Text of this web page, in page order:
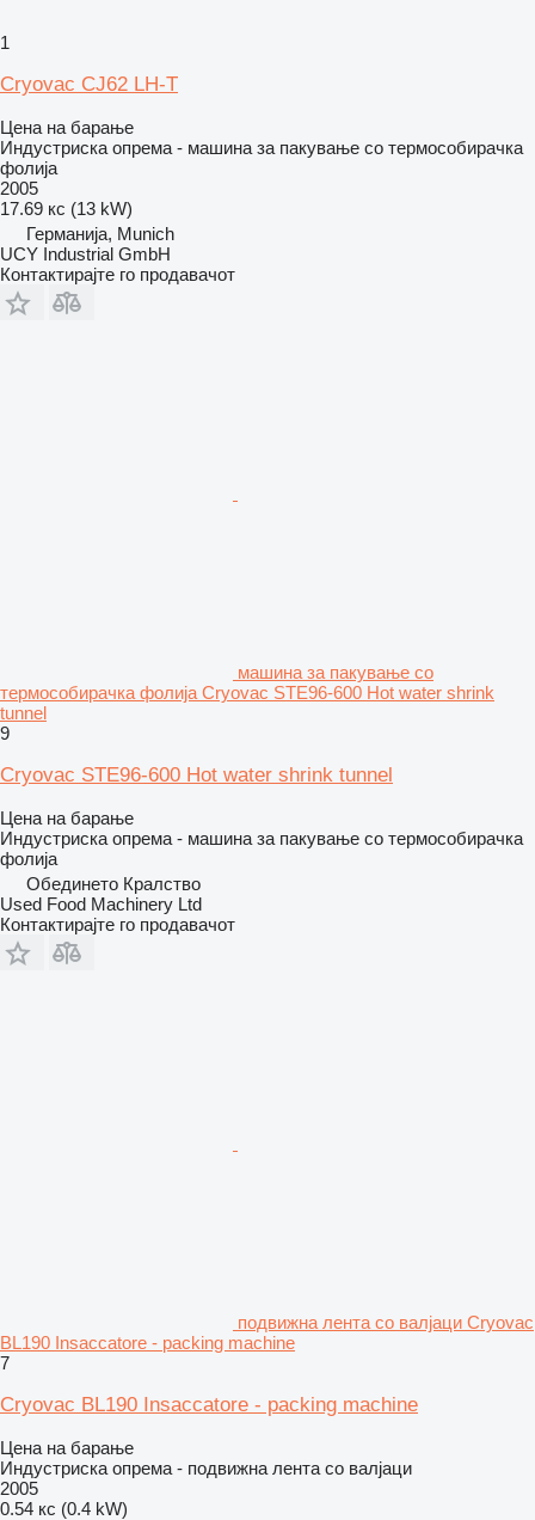
1
Cryovac CJ62 LH-T
Цена на барање
Индустриска опрема - машина за пакување со термособирачка
фолија
2005
17.69 кс (13 kW)
Германија, Munich
UCY Industrial GmbH
Контактирајте го продавачот
машина за пакување со
термособирачка фолија Cryovac STE96-600 Hot water shrink
tunnel
9
Cryovac STE96-600 Hot water shrink tunnel
Цена на барање
Индустриска опрема - машина за пакување со термособирачка
фолија
Обединето Кралство
Used Food Machinery Ltd
Контактирајте го продавачот
подвижна лента со валјаци Cryovac
BL190 Insaccatore - packing machine
7
Cryovac BL190 Insaccatore - packing machine
Цена на барање
Индустриска опрема - подвижна лента со валјаци
2005
0.54 кс (0.4 kW)